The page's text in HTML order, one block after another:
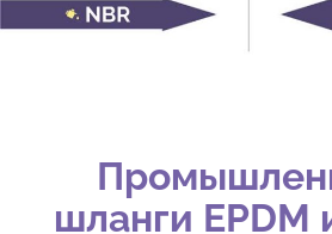
шланги EPDM